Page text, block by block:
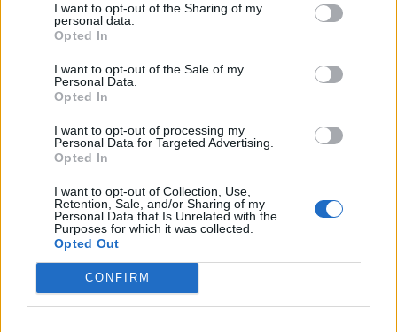
I want to opt-out of the Sharing of my
personal data.
Opted In
I want to opt-out of the Sale of my
Personal Data.
Opted In
I want to opt-out of processing my
Personal Data for Targeted Advertising.
Opted In
I want to opt-out of Collection, Use,
Retention, Sale, and/or Sharing of my
Personal Data that Is Unrelated with the
Purposes for which it was collected.
Opted Out
CONFIRM
Ελλάδα
Η Ελληνική Επανάσταση του 1821 - Μια
25 Μαρτίου 2026 08:25